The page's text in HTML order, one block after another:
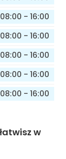
08:00 - 16:00
08:00 - 16:00
08:00 - 16:00
08:00 - 16:00
08:00 - 16:00
w